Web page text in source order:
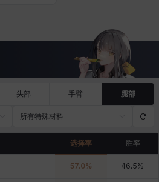
头部 手臂 腿部
所有特殊材料
选择率 胜率
57.0% 46.5%